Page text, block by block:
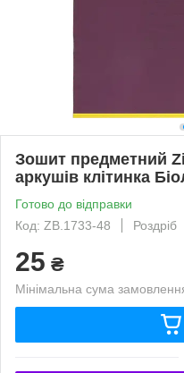
Зошит предметний
аркушів клітинка
Готово до відправки
Код: ZB.1733-48
Роздріб
25 ₴
Мінімальна сума